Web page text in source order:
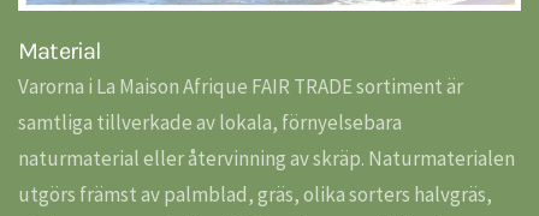
Material
Varorna i La Maison Afrique FAIR TRADE sortiment är
samtliga tillverkade av lokala, förnyelsebara
naturmaterial eller återvinning av skräp. Naturmaterialen
utgörs främst av palmblad, gräs, olika sorters halvgräs,